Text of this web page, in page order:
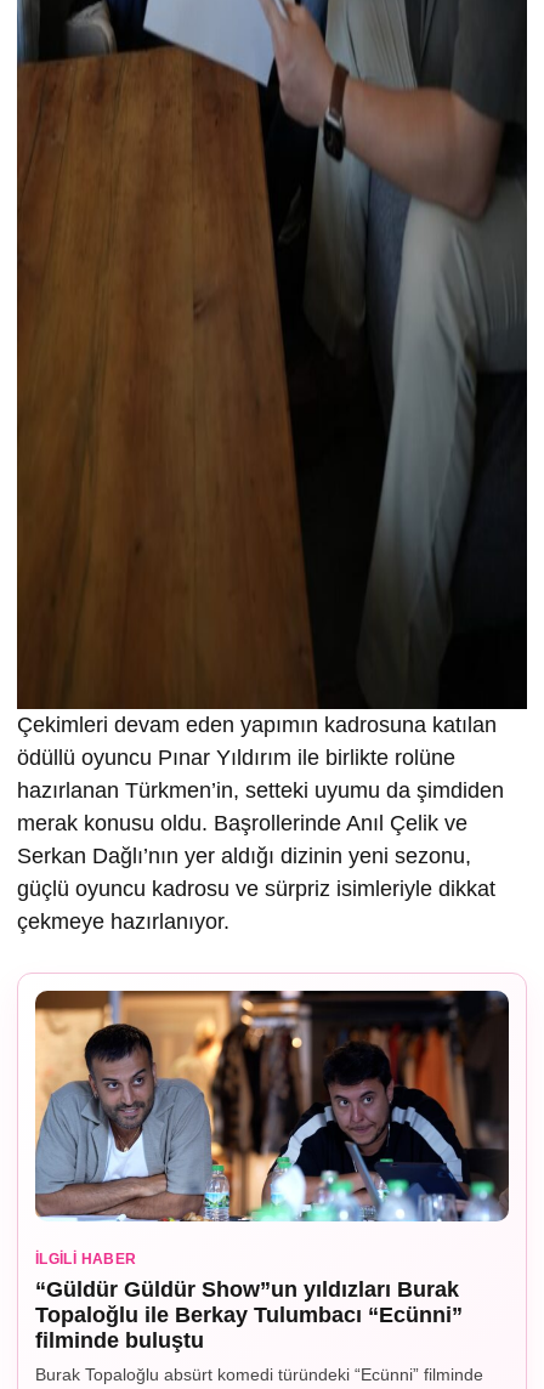
Çekimleri devam eden yapımın kadrosuna katılan
ödüllü oyuncu Pınar Yıldırım ile birlikte rolüne
hazırlanan Türkmen’in, setteki uyumu da şimdiden
merak konusu oldu. Başrollerinde Anıl Çelik ve
Serkan Dağlı’nın yer aldığı dizinin yeni sezonu,
güçlü oyuncu kadrosu ve sürpriz isimleriyle dikkat
çekmeye hazırlanıyor.
İLGILI HABER
“Güldür Güldür Show”un yıldızları Burak
Topaloğlu ile Berkay Tulumbacı “Ecünni”
filminde buluştu
Burak Topaloğlu absürt komedi türündeki “Ecünni” filminde